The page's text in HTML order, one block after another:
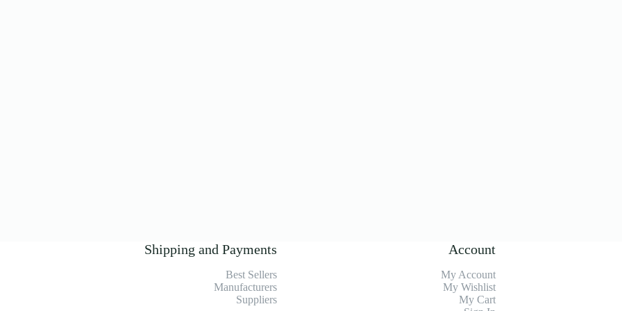
Account
My Account
My Wishlist
My Cart
Shipping and Payments
Best Sellers
Manufacturers
Suppliers